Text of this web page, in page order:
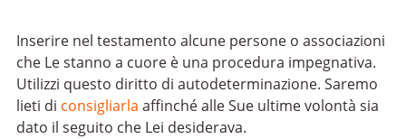
Inserire nel testamento alcune persone o associazioni
che Le stanno a cuore è una procedura impegnativa.
Utilizzi questo diritto di autodeterminazione. Saremo
lieti di consigliarla affinché alle Sue ultime volontà sia
dato il seguito che Lei desiderava.